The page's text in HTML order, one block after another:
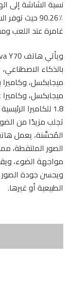
90.26٪ حيث
غامرة عند اللعب
تجلب مزيدًا من
الصور الملتقطة،
مواجهة الضوء،
ويحسن جودة الصور
الطبيعية أو غيرها.